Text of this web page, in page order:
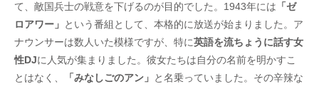
て、敵国兵士の戦意を下げるのが目的でした。1943年には 「ゼ
ロアワー」 という番組として、本格的に放送が始まりました。ア
ナウンサーは数人いた模様ですが、特に英語を流ちょうに話す女
性DJに人気が集まりました。彼女たちは自分の名前を明かすこ
とはなく、
「みなしごのアン」 と名乗っていました。その辛辣な